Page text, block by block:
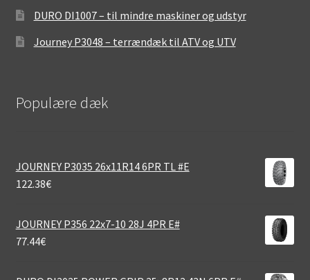
DURO DI1007 – til mindre maskiner og udstyr
Journey P3048 – terrændæk til ATV og UTV
Populære dæk
JOURNEY P3035 26x11R14 6PR TL #E
122.38€
JOURNEY P356 22x7-10 28J 4PR E#
77.44€